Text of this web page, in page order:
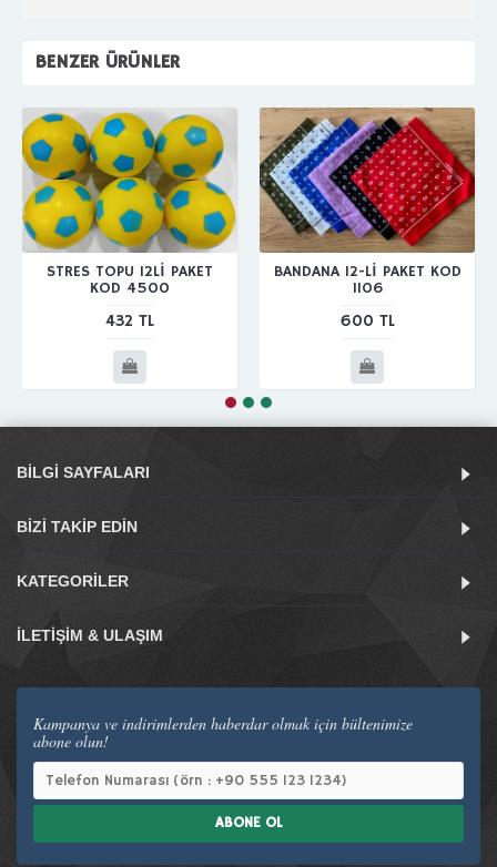
BENZER ÜRÜNLER
STRES TOPU 12Lİ PAKET
KOD 4500
432 TL
BANDANA 12-Lİ PAKET KOD
1106
600 TL
BILGI SAYFALARI
BIZI TAKIP EDIN
KATEGORILER
İLETIŞIM & ULAŞIM
Kampanya ve indirimlerden haberdar olmak için bültenimize
abone olun!
ABONE OL